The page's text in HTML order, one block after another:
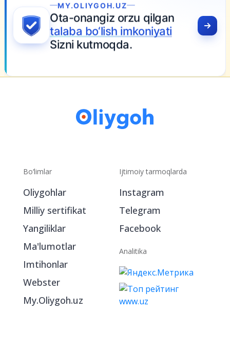
MY.OLIYGOH.UZ
Ota-onangiz orzu qilgan
talaba bo‘lish imkoniyati
Sizni kutmoqda.
Bo‘limlar
Oliygohlar
Milliy sertifikat
Yangiliklar
Ma'lumotlar
Imtihonlar
Webster
My.Oliygoh.uz
Ijtimoiy tarmoqlarda
Instagram
Telegram
Facebook
Analitika